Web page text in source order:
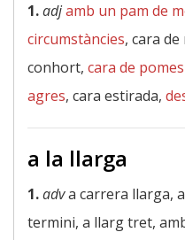
1.adjamb un pam de
circumstàncies, cara
conhort, cara de
agres, cara estirada,
a la llarga
1.adva carrera llarga,
termini, a llarg tret,